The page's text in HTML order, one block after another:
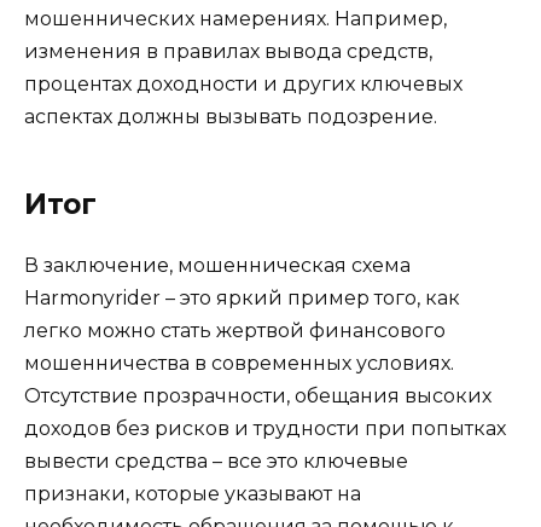
мошеннических намерениях. Например,
изменения в правилах вывода средств,
процентах доходности и других ключевых
аспектах должны вызывать подозрение.
Итог
В заключение, мошенническая схема
Harmonyrider – это яркий пример того, как
легко можно стать жертвой финансового
мошенничества в современных условиях.
Отсутствие прозрачности, обещания высоких
доходов без рисков и трудности при попытках
вывести средства – все это ключевые
признаки, которые указывают на